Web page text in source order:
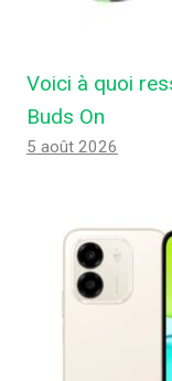
Voici à quoi
Buds On
5 août 2026